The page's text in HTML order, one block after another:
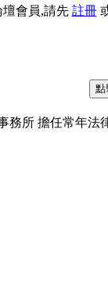
會員,請先 註冊
務所 擔任常年法